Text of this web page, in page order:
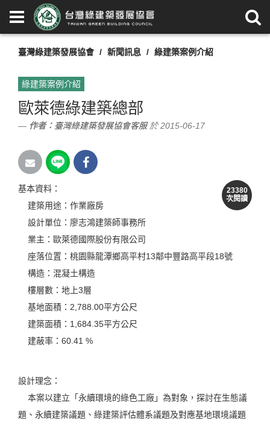
臺灣綠建築發展協會 新聞訊息 綠建築案例介紹
綠建築案例介紹
歐萊德綠建築總部
作者： 臺灣綠建築發展協會客服於 2015-06-17
23380
次閱讀
基本資料：
建築用途：作業廠房
設計單位：廖志鴻建築師事務所
業主：歐萊德國際股份有限公司
座落位置：桃園縣龍潭鄉高平村13鄰中豐路高平段18號
構造：混凝土構造
樓層數：地上3層
基地面積：2,788.00平方公尺
建築面積：1,684.35平方公尺
建蔽率：60.41 %
設計理念：
本案以建立「永續環境的綠色工廠」為對象，探討在生態議
題、永續建築議題、綠建築評估體系議題及對應基地環境議題